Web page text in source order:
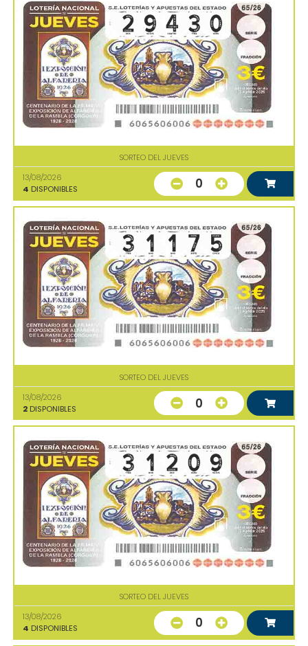
SORTEO DEL JUEVES
13/08/2026
4 DISPONIBLES 0
SORTEO DEL JUEVES
13/08/2026
2 DISPONIBLES 0
SORTEO DEL JUEVES
13/08/2026
4 DISPONIBLES 0